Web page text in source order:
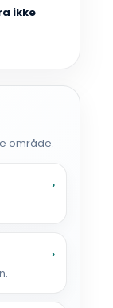
ikke
område.
›
›